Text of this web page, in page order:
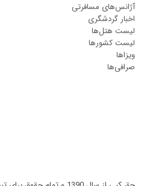
آژانس‌های مسافرتی
اخبار گردشگری
لیست هتل‌ها
لیست کشورها
ویزاها
صرافی‌ها